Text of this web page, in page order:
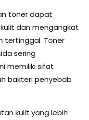
toner dapat
dan mengangkat
tertinggal. Toner
sering
memiliki sifat
bakteri penyebab
kulit yang lebih